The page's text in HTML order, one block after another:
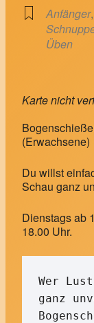
Anfänger,
Üben
Karte nicht
(Erwachsene)
Du willst
Schau ganz
Dienstags ab
18.00 Uhr.
Wer
ganz